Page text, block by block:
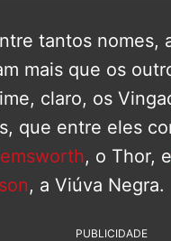
tantos nomes,
mais que os
claro, os
que entre eles
, o Thor, e
, a Viúva Negra.
PUBLICIDADE